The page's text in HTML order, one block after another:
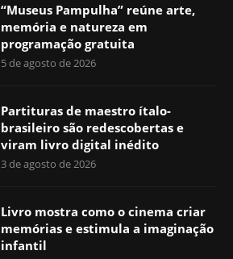
“Museus Pampulha” reúne arte,
memória e natureza em
programação gratuita
5 de agosto de 2026
Partituras de maestro ítalo-
brasileiro são redescobertas e
viram livro digital inédito
3 de agosto de 2026
Livro mostra como o cinema criar
memórias e estimula a imaginação
infantil